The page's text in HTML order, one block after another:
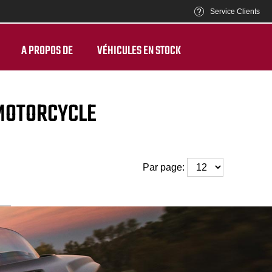
Service Clients
A PROPOS DE VÉHICULES EN STOCK
Par page: